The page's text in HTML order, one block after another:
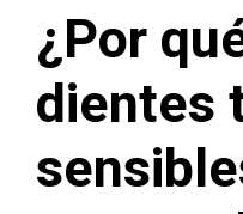
¿Por
dientes